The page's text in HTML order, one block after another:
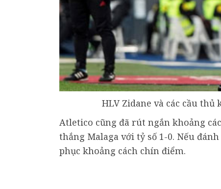
HLV Zidane và các cầu
Atletico cũng đã rút ngắn khoảng
thắng Malaga với tỷ số 1-0. Nếu
phục khoảng cách chín điểm.